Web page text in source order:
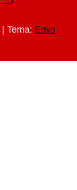
| Tema: Envo